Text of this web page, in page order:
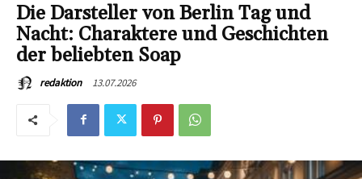
Die Darsteller von Berlin Tag und
Nacht: Charaktere und Geschichten
der beliebten Soap
redaktion 13.07.2026